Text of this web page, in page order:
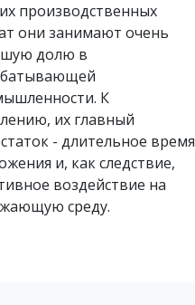
производственных
они занимают очень
долю в
К
их главный
- длительное время
и, как следствие,
воздействие на
среду.